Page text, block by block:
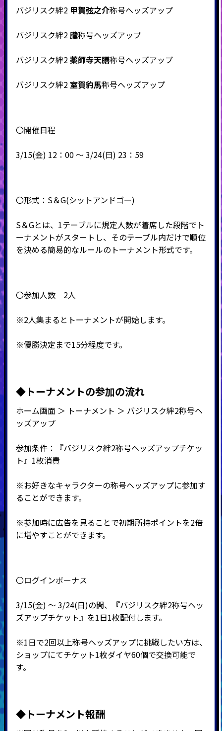
バジリスク絆2 甲賀弦之介称号ヘッズアップ
バジリスク絆2 朧称号ヘッズアップ
バジリスク絆2薬師寺天膳称号ヘッズアップ
バジリスク絆2室賀豹馬称号ヘッズアップ
〇開催日程
3/15(金) 12：00 ～ 3/24(日) 23：59
〇形式： S＆G(シットアンドゴー)
S＆Gとは、1テーブルに規定人数が着席した段階でト
ーナメントがスタートし、そのテーブル内だけで順位
を決める簡易的なルールのトーナメント形式です。
〇参加人数 2人
※2人集まるとトーナメントが開始します。
※優勝決定まで15分程度です。
◆トーナメントの参加の流れ
ホーム画面 ＞ トーナメント ＞ バジリスク絆2称号ヘ
ッズアップ
参加条件：『バジリスク絆2称号ヘッズアップチケッ
ト』1枚消費
※お好きなキャラクターの称号ヘッズアップに参加す
ることができます。
※参加時に広告を見ることで初期所持ポイントを2倍
に増やすことができます。
〇ログインボーナス
3/15(金) ～ 3/24(日)の間、『バジリスク絆2称号ヘッ
ズアップチケット』を1日1枚配付します。
※1日で2回以上称号ヘッズアップに挑戦したい方は、
ショップにてチケット1枚ダイヤ60個で交換可能で
す。
◆トーナメント報酬